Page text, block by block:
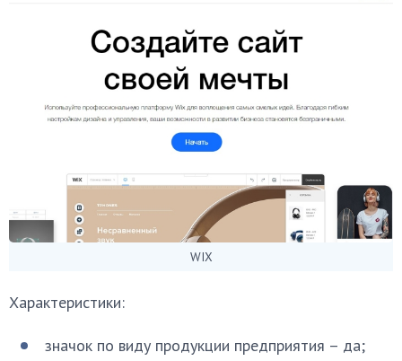
WIX
Характеристики:
значок по виду продукции предприятия – да;